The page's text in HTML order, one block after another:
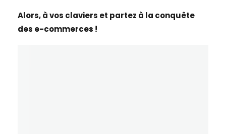
Alors, à vos claviers et partez à la conquête
des e-commerces !